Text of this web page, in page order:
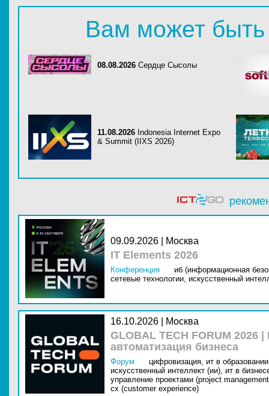
Вам может быть
08.08.2026 Сердце Сысолы
11.08.2026 Indonesia Internet Expo
& Summit (IIXS 2026)
09.09.2026 | Москва
IT Elements 2026
Конференция
иб (информационная
сетевые технологии, искусственный
16.10.2026 | Москва
GLOBAL TECH FORUM
автоматизация бизнеса
Форум цифровизация, ит в
искусственный интеллект (ии), ит в
управление проектами (project
cx (customer experience)